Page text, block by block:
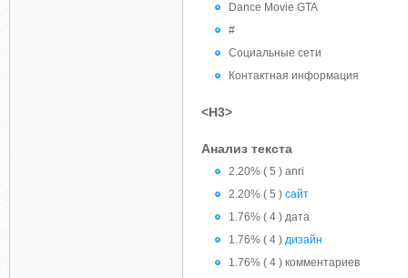
Dance Movie GTA
#
Социальные сети
Контактная информация
<H3>
Анализ текста
2.20% ( 5 ) anri
2.20% ( 5 ) сайт
1.76% ( 4 ) дата
1.76% ( 4 ) дизайн
1.76% ( 4 ) комментариев